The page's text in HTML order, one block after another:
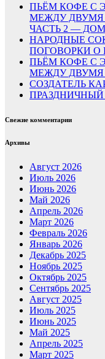
ПЬЁМ КОФЕ С
МЕЖДУ
ЧАСТЬ 2 —
НАРОДНЫЕ
ПОГОВОРКИ О
ПЬЁМ КОФЕ С
МЕЖДУ
СОЗДАТЕЛЬ
Свежие комментарии
Архивы
Август 2026
Июль 2026
Июнь 2026
Май 2026
Апрель 2026
Март 2026
Февраль 2026
Январь 2026
Декабрь 2025
Ноябрь 2025
Октябрь 2025
Сентябрь 2025
Август 2025
Июль 2025
Июнь 2025
Май 2025
Апрель 2025
Март 2025